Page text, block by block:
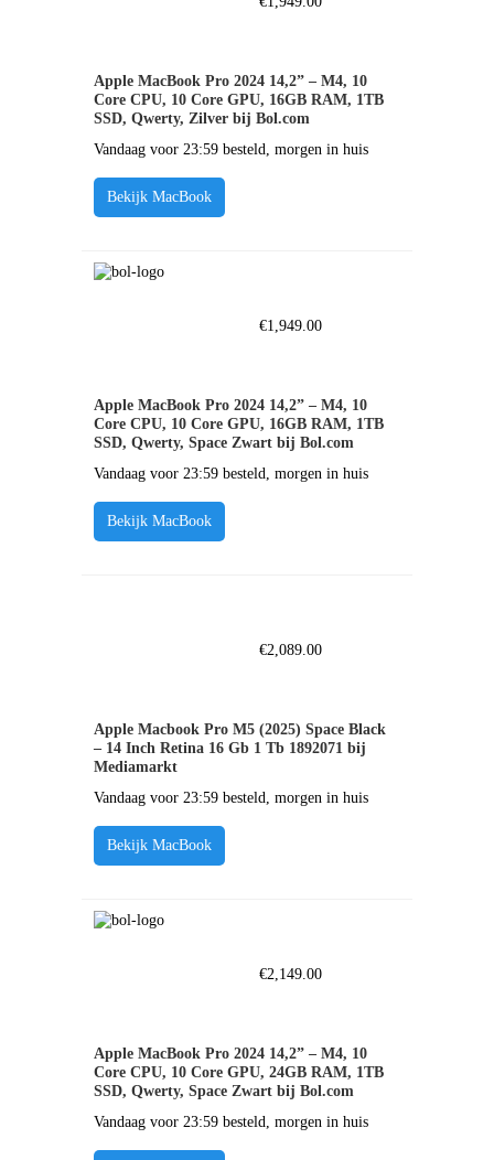
Apple MacBook Pro 2024 14,2” – M4, 10
Core CPU, 10 Core GPU, 16GB RAM, 1TB
SSD, Qwerty, Zilver bij Bol.com
Vandaag voor 23:59 besteld, morgen in huis
Bekijk MacBook
€1,949.00
Apple MacBook Pro 2024 14,2” – M4, 10
Core CPU, 10 Core GPU, 16GB RAM, 1TB
SSD, Qwerty, Space Zwart bij Bol.com
Vandaag voor 23:59 besteld, morgen in huis
Bekijk MacBook
€2,089.00
Apple Macbook Pro M5 (2025) Space Black
– 14 Inch Retina 16 Gb 1 Tb 1892071 bij
Mediamarkt
Vandaag voor 23:59 besteld, morgen in huis
Bekijk MacBook
€2,149.00
Apple MacBook Pro 2024 14,2” – M4, 10
Core CPU, 10 Core GPU, 24GB RAM, 1TB
SSD, Qwerty, Space Zwart bij Bol.com
Vandaag voor 23:59 besteld, morgen in huis